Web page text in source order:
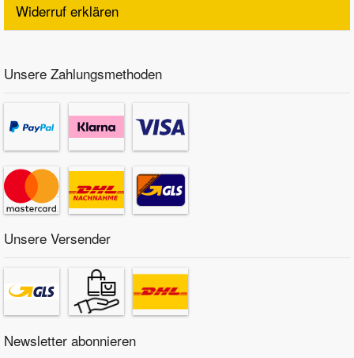
Widerruf erklären
Unsere Zahlungsmethoden
Unsere Versender
Newsletter abonnieren